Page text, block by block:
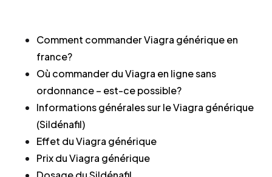
Comment commander Viagra générique en
france?
Où commander du Viagra en ligne sans
ordonnance – est-ce possible?
Informations générales sur le Viagra générique
(Sildénafil)
Effet du Viagra générique
Prix du Viagra générique